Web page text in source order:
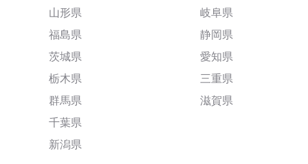
山形県
福島県
茨城県
栃木県
群馬県
千葉県
新潟県
岐阜県
静岡県
愛知県
三重県
滋賀県